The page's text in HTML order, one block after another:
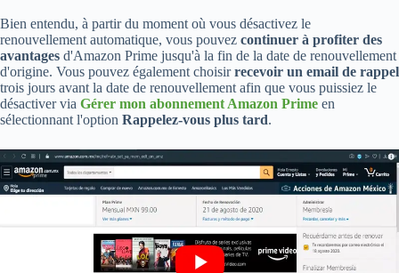
Bien entendu, à partir du moment où vous désactivez le
renouvellement automatique, vous pouvez continuer à profiter des
avantages d'Amazon Prime jusqu'à la fin de la date de renouvellement
d'origine. Vous pouvez également choisirrecevoir un email de rappel
trois jours avant la date de renouvellement afin que vous puissiez le
désactiver via Gérer mon abonnement Amazon Prime en
sélectionnant l'option Rappelez-vous plus tard.